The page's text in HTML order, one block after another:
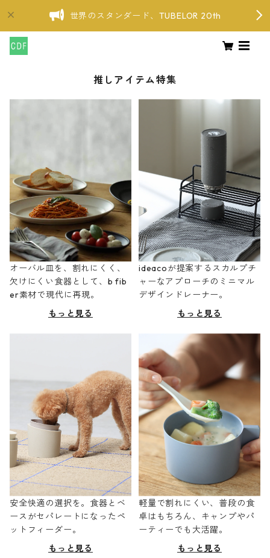
世界のスタンダード、TUBELOR 20th
推しアイテム特集
オーバル皿を、割れにくく、
欠けにくい食器として、b fib
er素材で現代に再現。
もっと見る
ideacoが提案するスカルプチ
ャーなアプローチのミニマル
デザインドレーナー。
もっと見る
安全快適の選択を。食器とベ
ースがセパレートになったペ
ットフィーダー。
もっと見る
軽量で割れにくい、普段の食
卓はもちろん、キャンプやパ
ーティーでも大活躍。
もっと見る